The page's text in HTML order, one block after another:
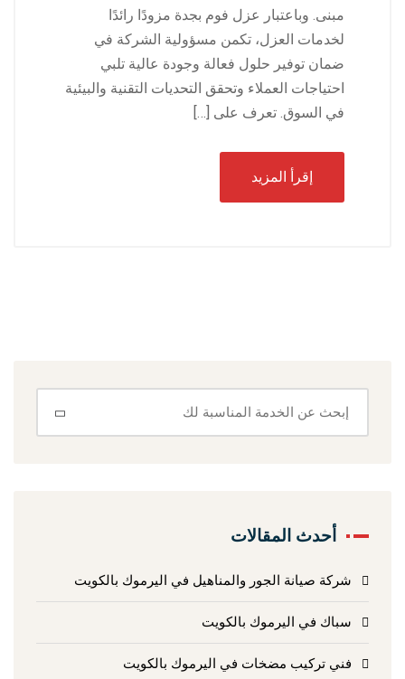
مبنى. وباعتبار عزل فوم بجدة مزودًا رائدًا
لخدمات العزل، تكمن مسؤولية الشركة في
ضمان توفير حلول فعالة وجودة عالية تلبي
احتياجات العملاء وتحقق التحديات التقنية والبيئية
في السوق. تعرف على […]
إقرأ المزيد
أحدث المقالات
شركة صيانة الجور والمناهيل في اليرموك بالكويت
سباك في اليرموك بالكويت
فني تركيب مضخات في اليرموك بالكويت